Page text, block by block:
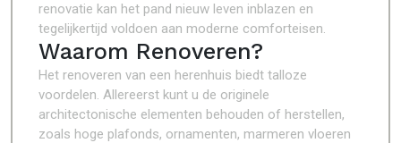
renovatie kan het pand nieuw leven inblazen en
tegelijkertijd voldoen aan moderne comforteisen.
Waarom Renoveren?
Het renoveren van een herenhuis biedt talloze
voordelen. Allereerst kunt u de originele
architectonische elementen behouden of herstellen,
zoals hoge plafonds, ornamenten, marmeren vloeren